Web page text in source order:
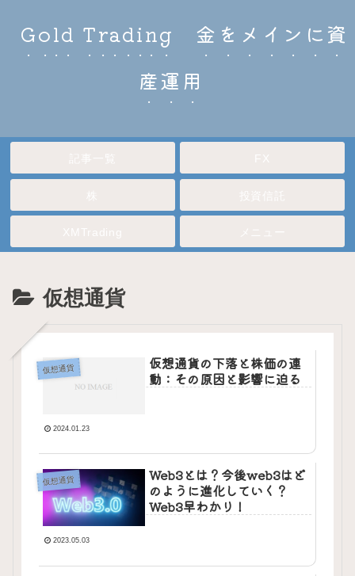
Gold Trading 金をメインに資
産運用
仮想通貨
仮想通貨
仮想通貨の下落と株価の連
動：その原因と影響に迫る
2024.01.23
仮想通貨
Web3とは？今後web3はど
のように進化していく？
Web3早わかり！
2023.05.03